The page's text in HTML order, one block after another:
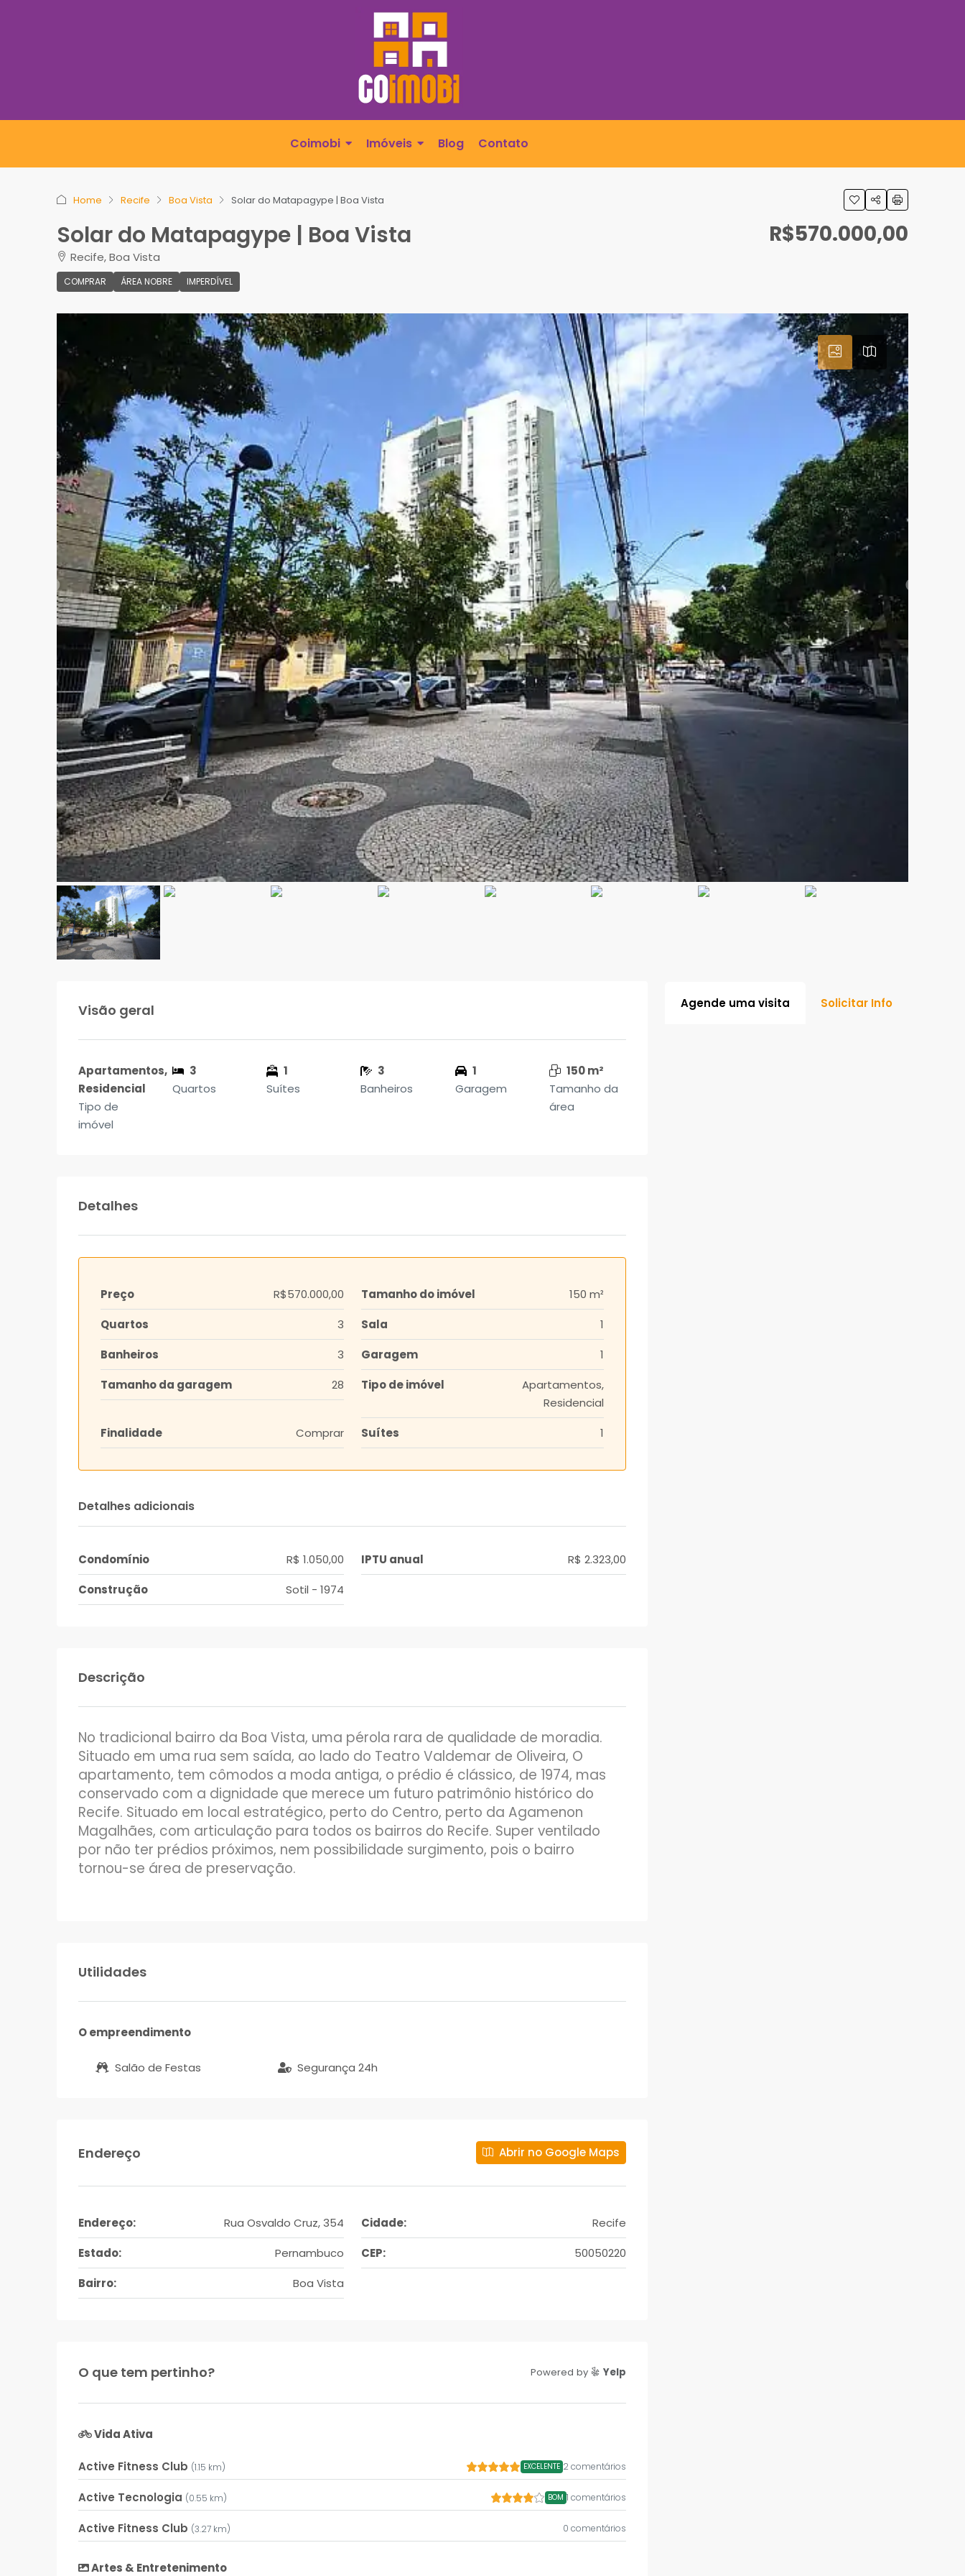
Coimobi Imóveis Blog Contato
Home Recife Boa Vista Solar do Matapagype | Boa Vista
Solar do Matapagype | Boa Vista
Recife, Boa Vista
COMPRAR ÁREA NOBRE IMPERDÍVEL
R$570.000,00
Visão geral
Apartamentos,
Residencial
Tipo de
imóvel
3
Quartos
1
Suítes
3
Banheiros
1
Garagem
150 m²
Tamanho da
área
Detalhes
Preço R$570.000,00 Tamanho do imóvel
150 m²
Quartos
3 Sala
1
Banheiros
3 Garagem
1
Tamanho da garagem
28 Tipo de imóvel
Apartamentos,
Residencial
Finalidade
Comprar Suítes 1
Detalhes adicionais
Condomínio R$ 1.050,00 IPTU anual
R$ 2.323,00
Construção
Sotil - 1974
Descrição
No tradicional bairro da Boa Vista, uma pérola rara de qualidade de moradia.
Situado em uma rua sem saída, ao lado do Teatro Valdemar de Oliveira, O
apartamento, tem cômodos a moda antiga, o prédio é clássico, de 1974, mas
conservado com a dignidade que merece um futuro patrimônio histórico do
Recife. Situado em local estratégico, perto do Centro, perto da Agamenon
Magalhães, com articulação para todos os bairros do Recife. Super ventilado
por não ter prédios próximos, nem possibilidade surgimento, pois o bairro
tornou-se área de preservação.
Utilidades
O empreendimento
Salão de Festas Segurança 24h
Endereço Abrir no Google Maps
Endereço: Rua Osvaldo Cruz, 354 Cidade:
Recife
Estado:
Pernambuco CEP:
50050220
Bairro:
Boa Vista
O que tem pertinho? Powered by Yelp
Vida Ativa
Active Fitness Club (1.15 km) EXCELENTE 2 comentários
Active Tecnologia (0.55 km) BOM 1 comentários
Active Fitness Club (3.27 km) 0 comentários
Artes & Entretenimento
Agende uma visita Solicitar Info